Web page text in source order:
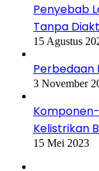
Penyebab
Tanpa
15 Agustus
Perbedaan
3 November
Kelistrikan
15 Mei 2023